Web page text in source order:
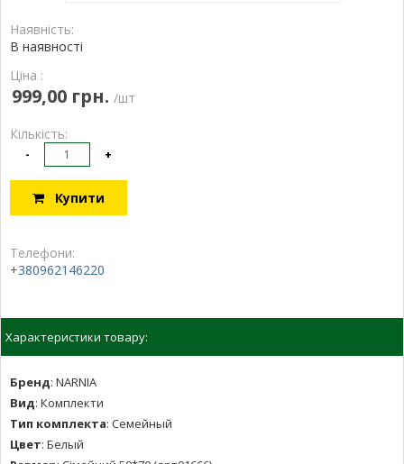
Наявність:
В наявності
Ціна :
999,00 грн. /шт
Кількість:
- +
Купити
Телефони:
+380962146220
Характеристики товару:
Бренд: NARNIA
Вид: Комплекти
Тип комплекта: Семейный
Цвет: Белый